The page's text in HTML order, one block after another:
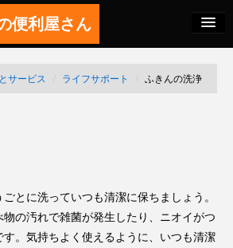
便利屋さん
サービス ライフサポート ふきんの洗浄
とに洗っていつも清潔に保ちましょう。
の汚れで雑菌が発生したり、ニオイがつ
。気持ちよく使えるように、いつも清潔